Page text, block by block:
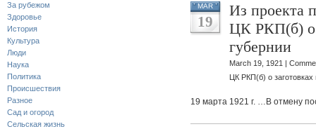
За рубежом
Здоровье
История
Культура
Люди
Наука
Политика
Происшествия
Разное
Сад и огород
Сельская жизнь
MAR
19
Из проекта
ЦК РКП(б) о
губернии
March 19, 1921 |
ЦК РКП(б) о
19 марта 1921 г. …В отмену